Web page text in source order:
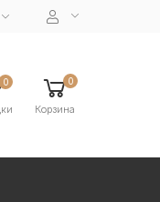
0 0
Корзина